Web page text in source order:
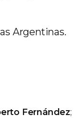
Argentinas.
Fernández;